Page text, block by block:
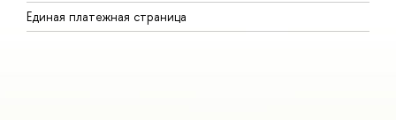
Единая платежная страница